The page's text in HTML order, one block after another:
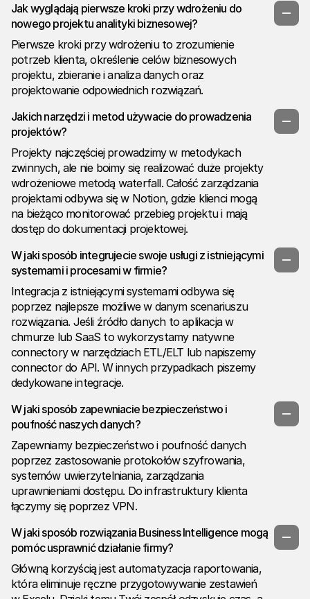
Jak wyglądają pierwsze kroki przy wdrożeniu do
nowego projektu analityki biznesowej?
Pierwsze kroki przy wdrożeniu to zrozumienie
potrzeb klienta, określenie celów biznesowych
projektu, zbieranie i analiza danych oraz
projektowanie odpowiednich rozwiązań.
Jakich narzędzi i metod używacie do prowadzenia
projektów?
Projekty najczęściej prowadzimy w metodykach
zwinnych, ale nie boimy się realizować duże projekty
wdrożeniowe metodą waterfall. Całość zarządzania
projektami odbywa się w Notion, gdzie klienci mogą
na bieżąco monitorować przebieg projektu i mają
dostęp do dokumentacji projektowej.
W jaki sposób integrujecie swoje usługi z istniejącymi
systemami i procesami w firmie?
Integracja z istniejącymi systemami odbywa się
poprzez najlepsze możliwe w danym scenariuszu
rozwiązania. Jeśli źródło danych to aplikacja w
chmurze lub SaaS to wykorzystamy natywne
connectory w narzędziach ETL/ELT lub napiszemy
connector do API. W innych przypadkach piszemy
dedykowane integracje.
W jaki sposób zapewniacie bezpieczeństwo i
poufność naszych danych?
Zapewniamy bezpieczeństwo i poufność danych
poprzez zastosowanie protokołów szyfrowania,
systemów uwierzytelniania, zarządzania
uprawnieniami dostępu. Do infrastruktury klienta
łączymy się poprzez VPN.
W jaki sposób rozwiązania Business Intelligence mogą
pomóc usprawnić działanie firmy?
Główną korzyścią jest automatyzacja raportowania,
która eliminuje ręczne przygotowywanie zestawień